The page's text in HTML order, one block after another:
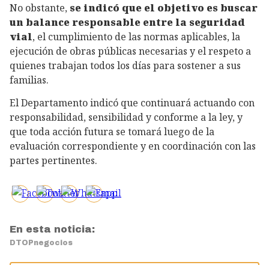
No obstante, se indicó que el objetivo es buscar
un balance responsable entre la seguridad
vial, el cumplimiento de las normas aplicables, la
ejecución de obras públicas necesarias y el respeto a
quienes trabajan todos los días para sostener a sus
familias.
El Departamento indicó que continuará actuando con
responsabilidad, sensibilidad y conforme a la ley, y
que toda acción futura se tomará luego de la
evaluación correspondiente y en coordinación con las
partes pertinentes.
En esta noticia:
DTOPnegocios